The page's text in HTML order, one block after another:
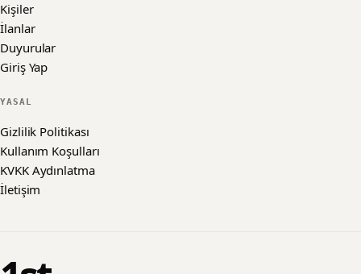
Kişiler
İlanlar
Duyurular
Giriş Yap
YASAL
Gizlilik Politikası
Kullanım Koşulları
KVKK Aydınlatma
İletişim